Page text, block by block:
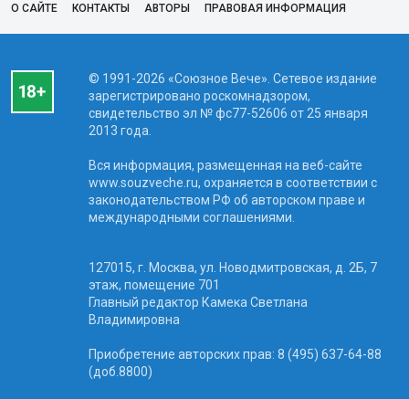
О САЙТЕ КОНТАКТЫ АВТОРЫ ПРАВОВАЯ ИНФОРМАЦИЯ
© 1991-2026 «Союзное Вече». Сетевое издание
зарегистрировано роскомнадзором,
свидетельство эл № фc77-52606 от 25 января
2013 года.
Вся информация, размещенная на веб-сайте
www.souzveche.ru, охраняется в соответствии с
законодательством РФ об авторском праве и
международными соглашениями.
127015, г. Москва, ул. Новодмитровская, д. 2Б, 7
этаж, помещение 701
Главный редактор Камека Светлана
Владимировна
Приобретение авторских прав: 8 (495) 637-64-88
(доб.8800)